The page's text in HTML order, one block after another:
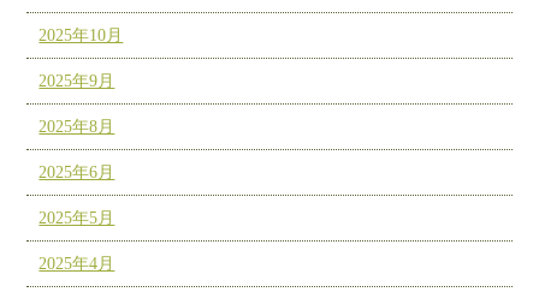
2025年10月
2025年9月
2025年8月
2025年6月
2025年5月
2025年4月